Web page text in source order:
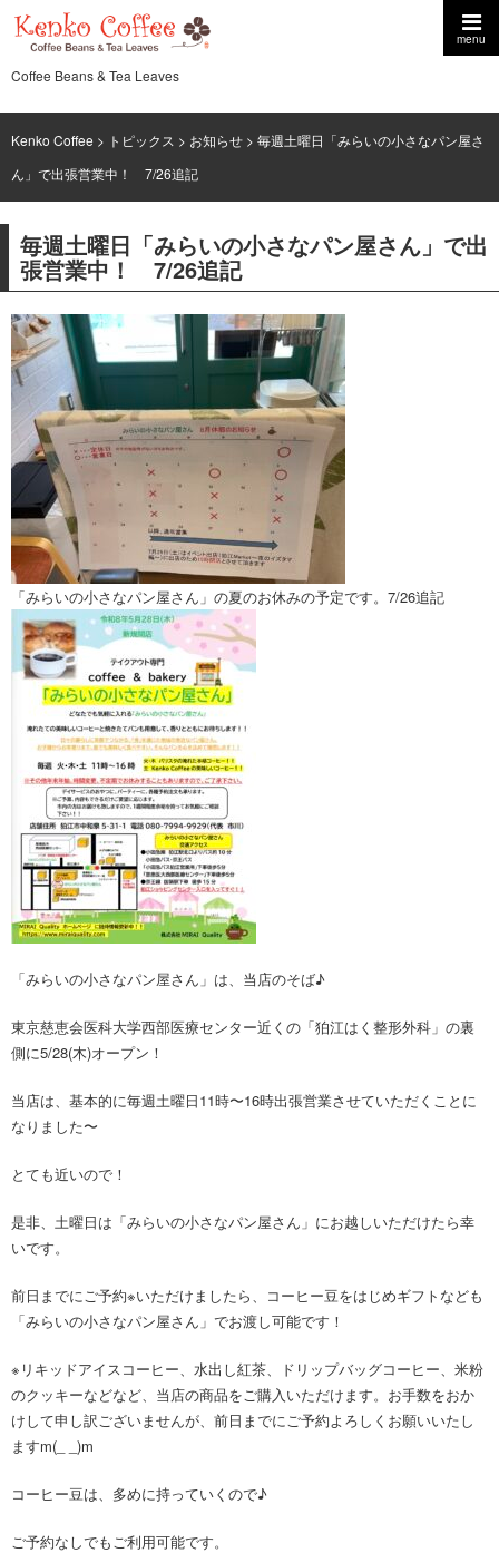
menu
Coffee Beans & Tea Leaves
Kenko Coffee > トピックス > お知らせ > 毎週土曜日「みらいの小さなパン屋さ
ん」で出張営業中！ 7/26追記
毎週土曜日「みらいの小さなパン屋さん」で出
張営業中！ 7/26追記
「みらいの小さなパン屋さん」の夏のお休みの予定です。7/26追記
「みらいの小さなパン屋さん」は、当店のそば♪
東京慈恵会医科大学西部医療センター近くの「狛江はく整形外科」の裏
側に5/28(木)オープン！
当店は、基本的に毎週土曜日11時〜16時出張営業させていただくことに
なりました〜
とても近いので！
是非、土曜日は「みらいの小さなパン屋さん」にお越しいただけたら幸
いです。
前日までにご予約※いただけましたら、コーヒー豆をはじめギフトなども
「みらいの小さなパン屋さん」でお渡し可能です！
※リキッドアイスコーヒー、水出し紅茶、ドリップバッグコーヒー、米粉
のクッキーなどなど、当店の商品をご購入いただけます。お手数をおか
けして申し訳ございませんが、前日までにご予約よろしくお願いいたし
ますm(_ _)m
コーヒー豆は、多めに持っていくので♪
ご予約なしでもご利用可能です。